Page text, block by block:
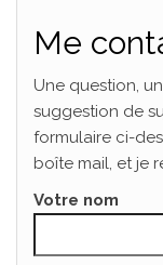
Me
Une question,
suggestion de
formulaire ci-
boîte mail, et je
Votre nom